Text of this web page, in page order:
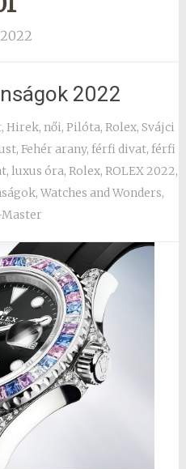
2022
2022
,Hirek, női,Pilóta,Rolex,Svájci
, Fehér arany, férfi divat, férfi
,luxus óra,Rolex,ROLEX 2022,
,Watches and Wonders,
Master